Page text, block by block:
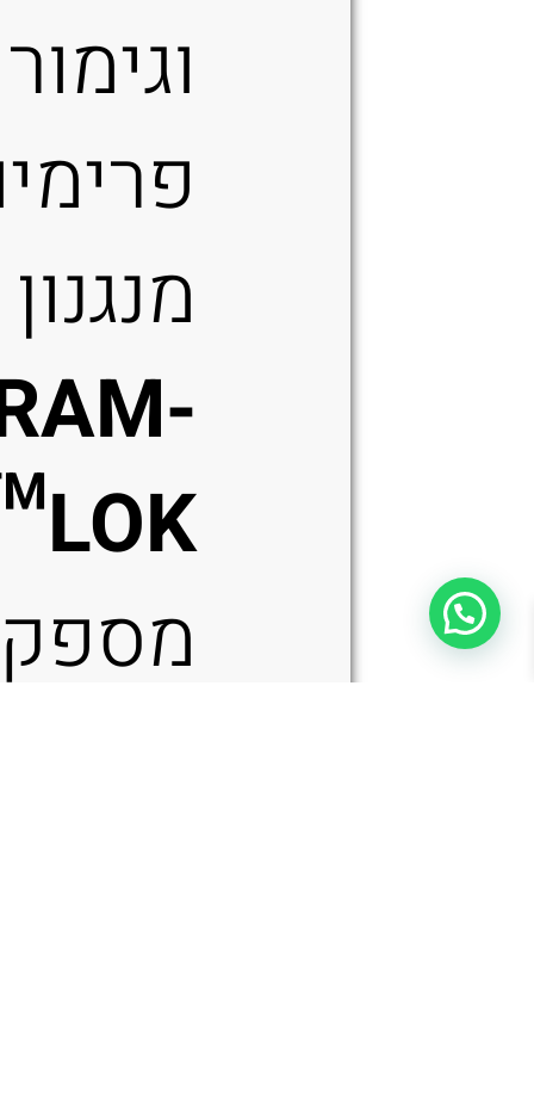
וגימור
מנגנון
LOK™